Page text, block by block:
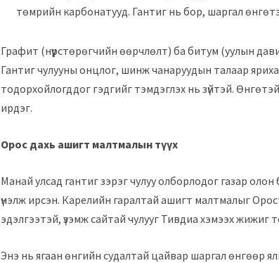
төмрийн карбонатууд. Гантиг нь бор, шаргал
Графит (нүүрстөрөгчийн өөрчлөлт) ба битум (уулын
Гантиг чулууны онцлог, шинж чанаруудын талаар
тодорхойлогддог гэдгийг тэмдэглэх нь зүйтэй.
ирдэг.
Орос дахь ашигт малтмалын түүх
Манай улсад гантиг зэрэг чулуу олборлодог газар
үнэлж ирсэн. Карелийн гаралтай ашигт малтмалыг Орост
эдэлгээтэй, үзэмж сайтай чулууг Тивдиа хэмээх жижиг
Энэ нь ягаан өнгийн судалтай цайвар шаргал өнгөөр